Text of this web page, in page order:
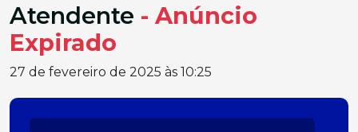
Atendente - Anúncio
Expirado
27 de fevereiro de 2025 às 10:25